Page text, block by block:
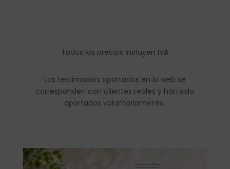
Todos los precios incluyen IVA
Los testimonios aportados en la web se
corresponden con clientes reales y han sido
aportados voluntariamente.